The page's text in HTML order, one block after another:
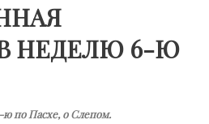
НЕДЕЛЮ 6-Ю
ю по Пасхе, о Слепом.